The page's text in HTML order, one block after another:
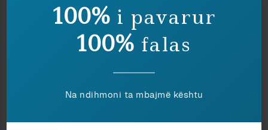
and-Tatu-Vanhanen-IQ-and-Globa-
“Second, they use the same method for
were unable to provide measured IQs, i.e. from
neighbouring nations with culturally and racially
estimated at 98 from the measured IQs of 99 in
100% i pavarur
100% falas
Na ndihmoni ta mbajmë kështu